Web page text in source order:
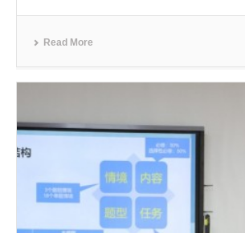
Read More